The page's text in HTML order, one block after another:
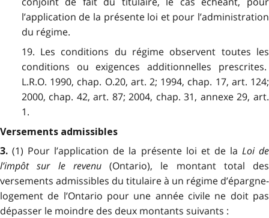
l’application de la présente loi et pour l’administration
du régime.
19. Les conditions du régime observent toutes les
conditions ou exigences additionnelles prescrites.
L.R.O. 1990, chap. O.20, art. 2; 1994, chap. 17, art. 124;
2000, chap. 42, art. 87; 2004, chap. 31, annexe 29, art.
1.
Versements admissibles
3.(1) Pour l’application de la présente loi et de la Loi de
l’impôt sur le revenu(Ontario), le montant total des
versements admissibles du titulaire à un régime d’épargne-
logement de l’Ontario pour une année civile ne doit pas
dépasser le moindre des deux montants suivants :